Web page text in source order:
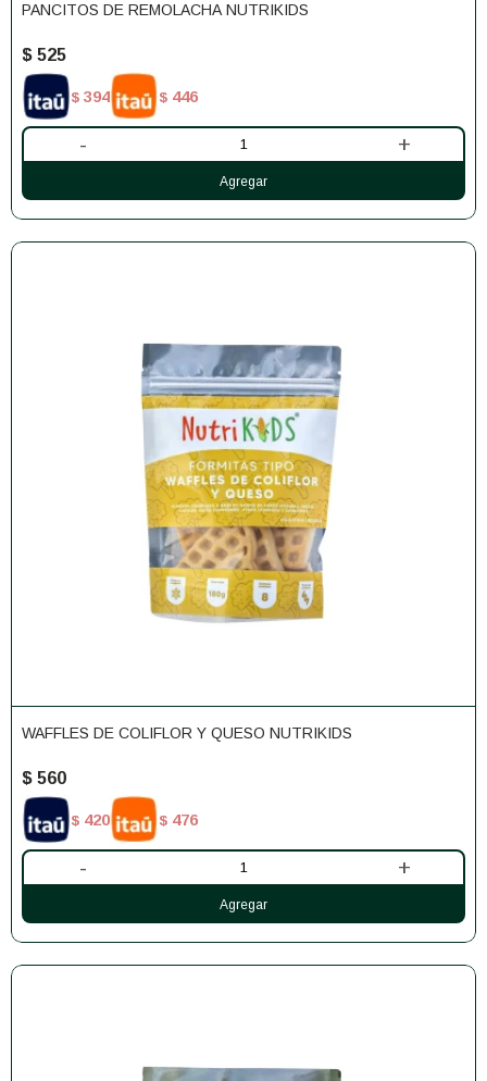
PANCITOS DE REMOLACHA NUTRIKIDS
$ 525
$ 394 $ 446
- +
WAFFLES DE COLIFLOR Y QUESO NUTRIKIDS
$ 560
$ 420 $ 476
- +